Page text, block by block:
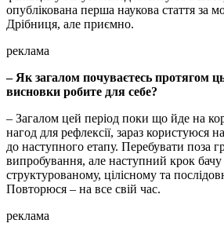
опублікована перша наукова стаття за
Дрібниця, але приємно.
реклама
– Як загалом почуваєтесь протягом
висновки робите для себе?
– Загалом цей період поки що йде на
нагод для рефлексії, зараз користуюся
до наступного етапу. Перебувати поза
випробування, але наступний крок
структурованому, цілісному та
Повторюся – на все свій час.
реклама